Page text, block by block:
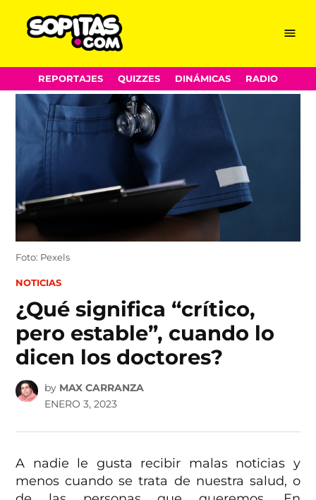
Skip
to
content
Menu
REPORTAJES QUIZZES DINÁMICAS RADIO
Foto: Pexels
POSTED
NOTICIAS
¿Qué significa “crítico,
pero estable”, cuando lo
dicen los doctores?
by MAX CARRANZA
ENERO 3, 2023
A nadie le gusta recibir malas noticias y
menos cuando se trata de nuestra salud, o